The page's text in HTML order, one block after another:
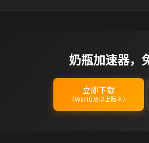
奶瓶加速器，
立即下载
（Win10及以上版本）